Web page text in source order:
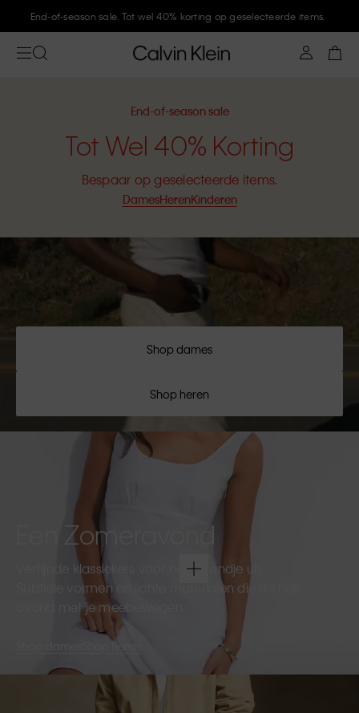
Meld je aan bij Calvin Klein en krijg 10% korting
End-of-season sale
Tot Wel 40% Korting
Bespaar op geselecteerde items.
DamesHerenKinderen
Shop dames
Shop heren
Een Zomeravond
Verfijnde klassiekers voor een avondje uit.
Subtiele vormen en lichte materialen die de hele
avond met je meebewegen.
Shop heren